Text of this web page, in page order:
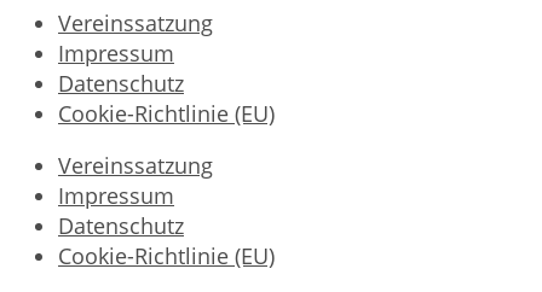
Vereinssatzung
Impressum
Datenschutz
Cookie-Richtlinie (EU)
Vereinssatzung
Impressum
Datenschutz
Cookie-Richtlinie (EU)